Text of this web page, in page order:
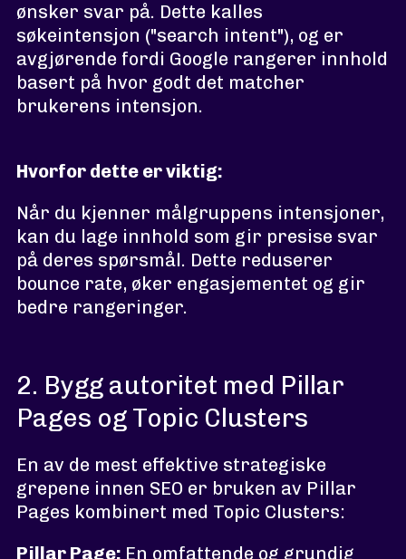
ønsker svar på. Dette kalles
søkeintensjon ("search intent"), og er
avgjørende fordi Google rangerer innhold
basert på hvor godt det matcher
brukerens intensjon.
Hvorfor dette er viktig:
Når du kjenner målgruppens intensjoner,
kan du lage innhold som gir presise svar
på deres spørsmål. Dette reduserer
bounce rate, øker engasjementet og gir
bedre rangeringer.
2. Bygg autoritet med Pillar
Pages og Topic Clusters
En av de mest effektive strategiske
grepene innen SEO er bruken av Pillar
Pages kombinert med Topic Clusters:
Pillar Page: En omfattende og grundig